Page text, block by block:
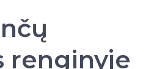
renginyje